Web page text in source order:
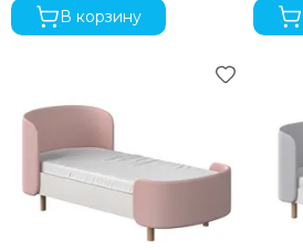
В корзину